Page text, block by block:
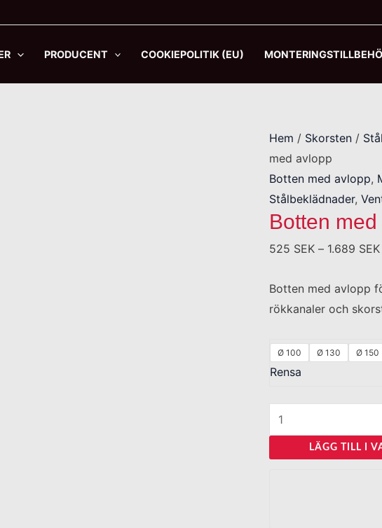
PRODUCENT COOKIEPOLITIK (EU)
Hem / Skorsten /
med avlopp
Botten med avlopp,
Stålbeklädnader,
Botten
525 SEK – 1.689 SEK
Botten med avlopp
rökkanaler och
Ø 100 Ø 130 Ø 150
Rensa
med
avlopp
LÄGG TILL I